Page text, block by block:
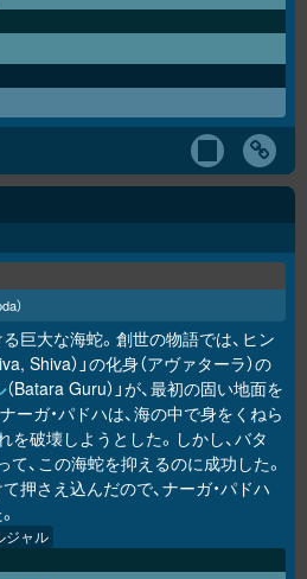
）
巨大な海蛇。創世の物語では、ヒン
Shiva）」の化身（アヴァターラ）の
（Batara Guru）」が、最初の固い地面を
ーガ・パドハは、海の中で身をくねら
を破壊しようとした。しかし、バタ
て、この海蛇を抑えるのに成功した。
押さえ込んだので、ナーガ・パドハ
ジャル